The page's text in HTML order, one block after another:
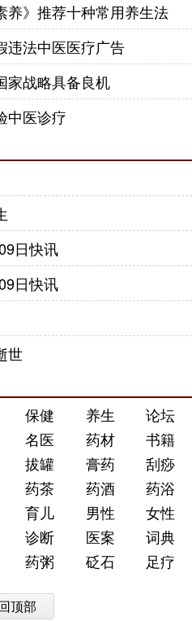
养》推荐十种常用养生法
违法中医医疗广告
家战略具备良机
中医诊疗
日快讯
日快讯
世
保健 养生
论坛
名医 药材
书籍
拔罐 膏药
刮痧
药茶 药酒
药浴
育儿 男性
女性
诊断 医案
词典
药粥 砭石 足疗
顶部